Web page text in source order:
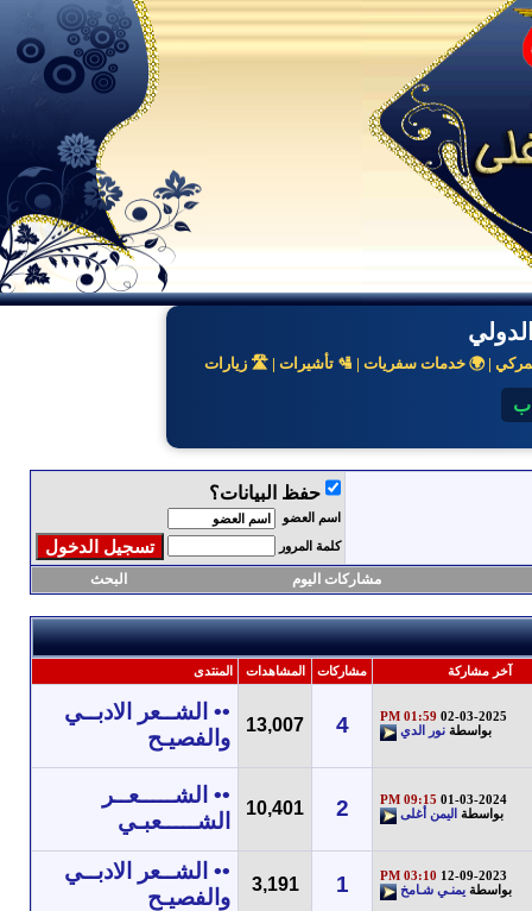
| 🌍 خدمات سفريات | 🛂 تأشيرات | 🛣️ زيارات
حفظ البيانات؟
اسم العضو
كلمة المرور
مشاركات اليوم البحث
آخر مشاركة مشاركات المشاهدات المنتدى
02-03-2025
01:59 PM
بواسطة نور الدي 4
13,007
•• الشــعر الادبــي
والفصيـح
01-03-2024
09:15 PM
بواسطة
اليمن أغلى 2
10,401
•• الشـــــعــر
الشـــــعبـي
12-09-2023
03:10 PM
بواسطة يمنـي شـامخ 1
3,191
•• الشــعر الادبــي
والفصيـح